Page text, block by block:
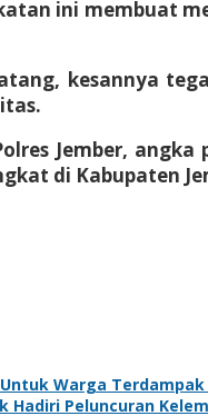
ini membuat
kesannya
Jember,
di Kabupaten
Warga
Hadiri Peluncuran